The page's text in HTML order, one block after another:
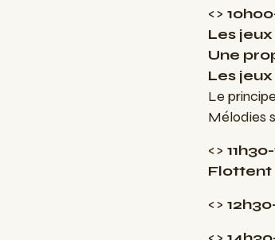
<>
Les
Une
Les
Le
Mélodies
<>
Flottent
<>